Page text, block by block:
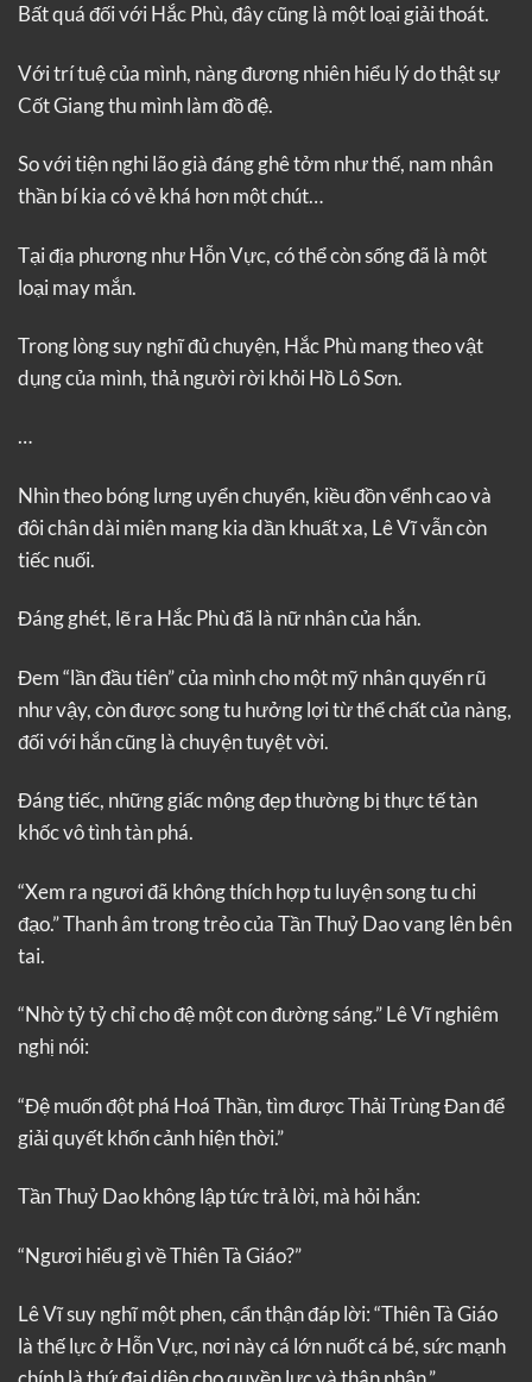
Bất quá đối với Hắc Phù, đây cũng là một loại giải thoát.
Với trí tuệ của mình, nàng đương nhiên hiểu lý do thật sự
Cốt Giang thu mình làm đồ đệ.
So với tiện nghi lão già đáng ghê tởm như thế, nam nhân
thần bí kia có vẻ khá hơn một chút…
Tại địa phương như Hỗn Vực, có thể còn sống đã là một
loại may mắn.
Trong lòng suy nghĩ đủ chuyện, Hắc Phù mang theo vật
dụng của mình, thả người rời khỏi Hồ Lô Sơn.
…
Nhìn theo bóng lưng uyển chuyển, kiều đồn vểnh cao và
đôi chân dài miên mang kia dần khuất xa, Lê Vĩ vẫn còn
tiếc nuối.
Đáng ghét, lẽ ra Hắc Phù đã là nữ nhân của hắn.
Đem “lần đầu tiên” của mình cho một mỹ nhân quyến rũ
như vậy, còn được song tu hưởng lợi từ thể chất của nàng,
đối với hắn cũng là chuyện tuyệt vời.
Đáng tiếc, những giấc mộng đẹp thường bị thực tế tàn
khốc vô tình tàn phá.
“Xem ra ngươi đã không thích hợp tu luyện song tu chi
đạo.” Thanh âm trong trẻo của Tần Thuỷ Dao vang lên bên
tai.
“Nhờ tỷ tỷ chỉ cho đệ một con đường sáng.” Lê Vĩ nghiêm
nghị nói:
“Đệ muốn đột phá Hoá Thần, tìm được Thải Trùng Đan để
giải quyết khốn cảnh hiện thời.”
Tần Thuỷ Dao không lập tức trả lời, mà hỏi hắn:
“Ngươi hiểu gì về Thiên Tà Giáo?”
Lê Vĩ suy nghĩ một phen, cẩn thận đáp lời: “Thiên Tà Giáo
là thế lực ở Hỗn Vực, nơi này cá lớn nuốt cá bé, sức mạnh